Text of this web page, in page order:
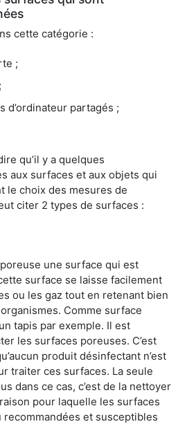
cette catégorie :
;
d’ordinateur partagés ;
qu’il y a quelques
aux surfaces et aux objets qui
le choix des mesures de
citer 2 types de surfaces :
une surface qui est
surface se laisse facilement
ou les gaz tout en retenant bien
Comme surface
tapis par exemple. Il est
les surfaces poreuses. C’est
produit désinfectant n’est
traiter ces surfaces. La seule
dans ce cas, c’est de la nettoyer
pour laquelle les surfaces
et susceptibles